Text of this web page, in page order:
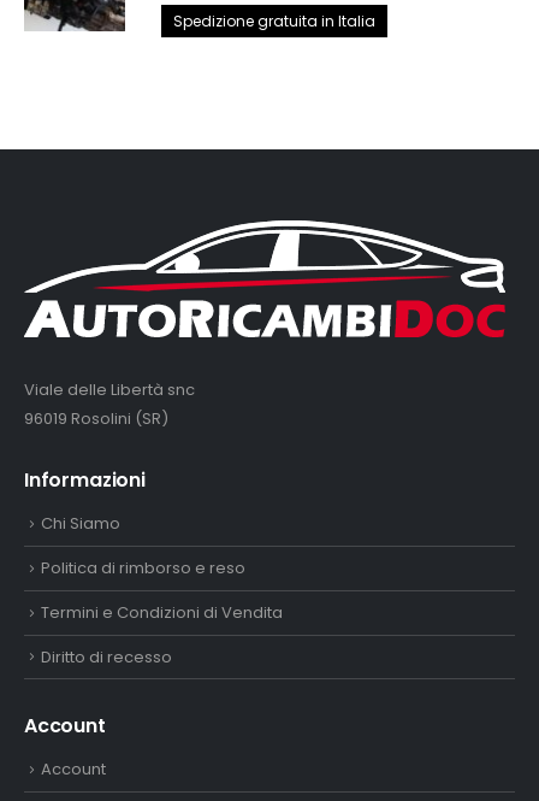
prezzo
originale
prezzo
attuale
Spedizione gratuita in Italia
Viale delle Libertà snc
96019 Rosolini (SR)
Informazioni
Chi Siamo
Politica di rimborso e reso
Termini e Condizioni di Vendita
Diritto di recesso
Account
Account